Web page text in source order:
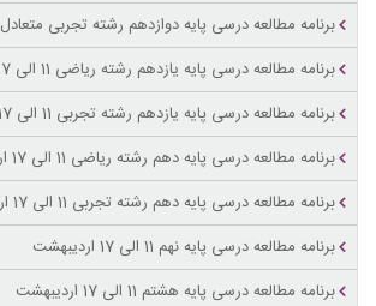
برنامه مطالعه درسی پایه دوازدهم رشته تجربی متعادل 11 الی 17 اردیبهشت
برنامه مطالعه درسی پایه یازدهم رشته ریاضی 11 الی 17 اردیبهشت
برنامه مطالعه درسی پایه یازدهم رشته تجربی 11 الی 17 اردیبهشت
برنامه مطالعه درسی پایه دهم رشته ریاضی 11 الی 17 اردیبهشت
برنامه مطالعه درسی پایه دهم رشته تجربی 11 الی 17 اردیبهشت
برنامه مطالعه درسی پایه نهم 11 الی 17 اردیبهشت
برنامه مطالعه درسی پایه هشتم 11 الی 17 اردیبهشت